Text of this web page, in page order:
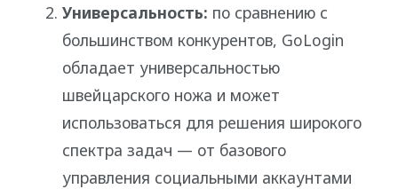
Универсальность: по сравнению с
большинством конкурентов, GoLogin
обладает универсальностью
швейцарского ножа и может
использоваться для решения широкого
спектра задач — от базового
управления социальными аккаунтами